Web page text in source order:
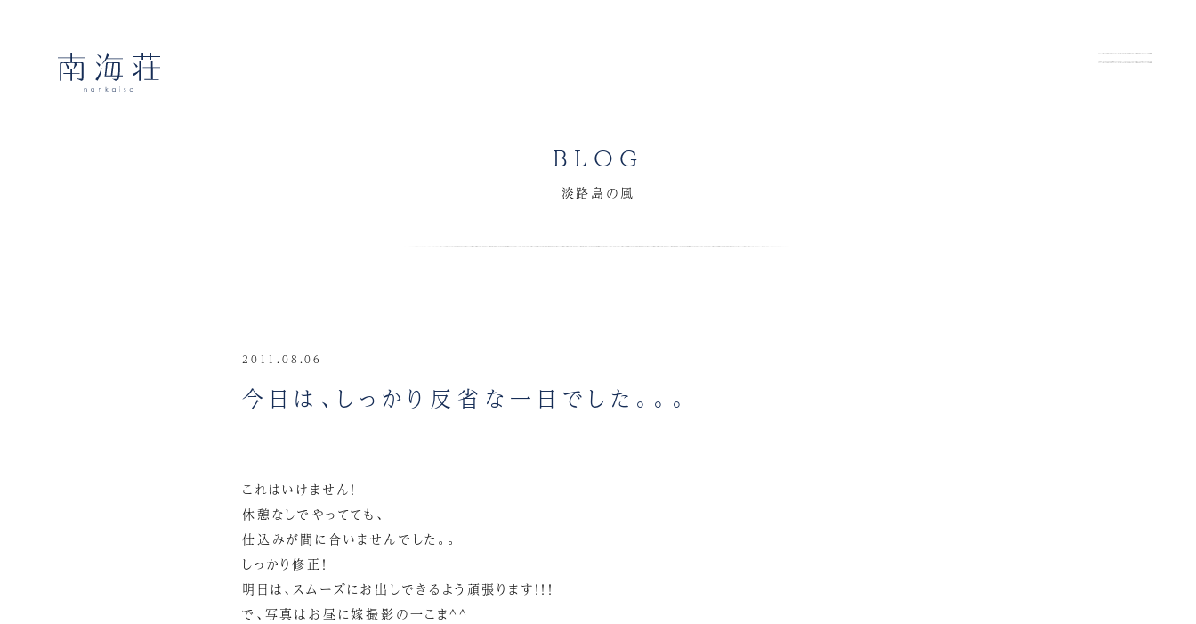
BLOG
淡路島の風
2011.08.06
今日は、しっかり反省な一日でした。。。
これはいけません！
休憩なしでやってても、
仕込みが間に合いませんでした。。
しっかり修正！
明日は、スムーズにお出しできるよう頑張ります！！！
で、写真はお昼に嫁撮影の一こま^^